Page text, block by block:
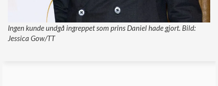
Ingen kunde undgå ingreppet som prins Daniel hade gjort. Bild:
Jessica Gow/TT